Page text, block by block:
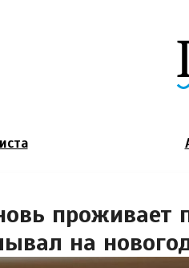
проживает
на